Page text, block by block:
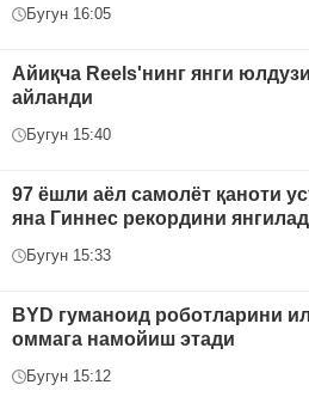
Бугун 16:05
Айиқча Reels'нинг янги
айланди
Бугун 15:40
97 ёшли аёл самолёт қаноти
яна Гиннес рекордини
Бугун 15:33
BYD гуманоид роботларини
оммага намойиш этади
Бугун 15:12